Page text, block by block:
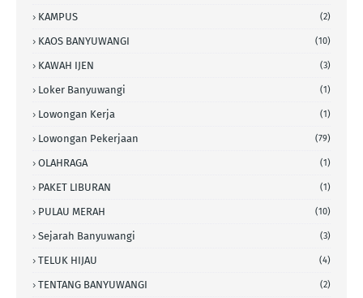
KAMPUS (2)
KAOS BANYUWANGI (10)
KAWAH IJEN (3)
Loker Banyuwangi (1)
Lowongan Kerja (1)
Lowongan Pekerjaan (79)
OLAHRAGA (1)
PAKET LIBURAN (1)
PULAU MERAH (10)
Sejarah Banyuwangi (3)
TELUK HIJAU (4)
TENTANG BANYUWANGI (2)